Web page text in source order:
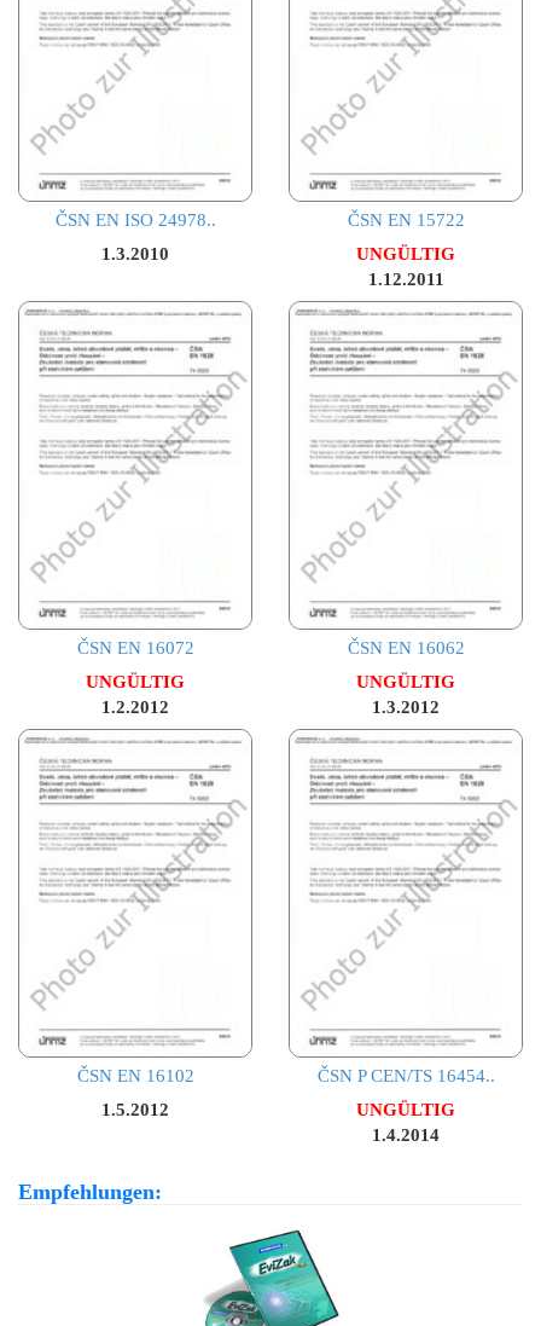
ČSN EN ISO 24978..
1.3.2010
ČSN EN 15722
UNGÜLTIG
1.12.2011
ČSN EN 16072
UNGÜLTIG
1.2.2012
ČSN EN 16062
UNGÜLTIG
1.3.2012
ČSN EN 16102
1.5.2012
ČSN P CEN/TS 16454..
UNGÜLTIG
1.4.2014
Empfehlungen: